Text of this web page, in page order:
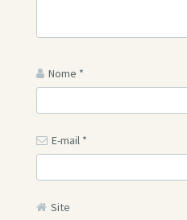
Nome *
E-mail *
Site